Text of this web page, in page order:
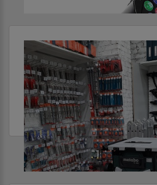
САДОВОЕ